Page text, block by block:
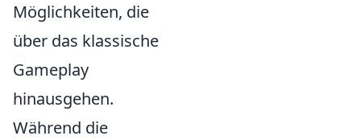
Möglichkeiten, die
über das klassische
Gameplay
hinausgehen.
Während die